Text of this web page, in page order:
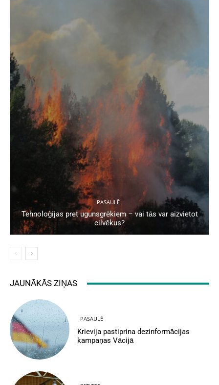
PASAULĒ
Tehnoloģijas pret ugunsgrēkiem – vai tās var aizvietot
cilvēkus?
JAUNĀKĀS ZIŅAS
PASAULĒ
Krievija pastiprina dezinformācijas
kampaņas Vācijā